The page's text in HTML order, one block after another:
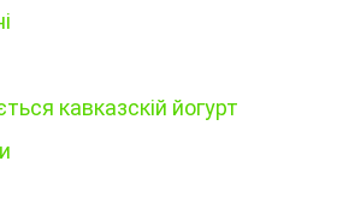
кавказскій йогурт